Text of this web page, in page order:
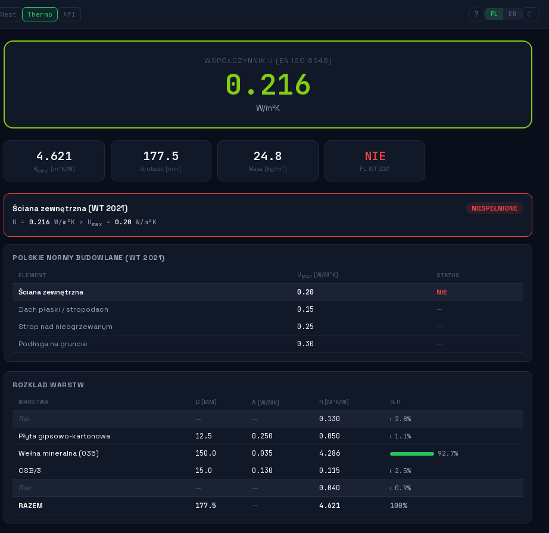
Nest Thermo API ? PL EN ☾
↑ ↓ ×
↑ ↓ ×
WSPÓŁCZYNNIK U (EN ISO 6946)
0.216
W/m²K
4.621
Rtotal [m²K/W]
177.5
Grubość [mm]
24.8
Masa [kg/m²]
NIE
PL WT 2021
Ściana zewnętrzna (WT 2021)
NIESPEŁNIONE
U = 0.216 W/m²K > Umax = 0.20 W/m²K
POLSKIE NORMY BUDOWLANE (WT 2021)
ELEMENT U MAX [W/M²K] STATUS
Ściana zewnętrzna 0.20
NIE
Dach płaski / stropodach
0.15
—
Strop nad nieogrzewanym
0.25
—
Podłoga na gruncie
0.30 —
ROZKLAD WARSTW
WARSTWA D [MM] Λ [W/MK] R [M²K/W] % R
Rsi — — 0.130 2.8%
Płyta gipsowo-kartonowa 12.5 0.250 0.050 1.1%
Wełna mineralna (035) 150.0 0.035 4.286 92.7%
OSB/3 15.0 0.130 0.115 2.5%
Rse — — 0.040 0.9%
RAZEM 177.5 — 4.621 100%